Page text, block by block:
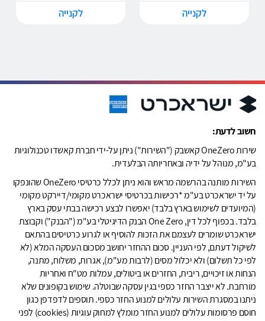
לקנייה לקנייה
חשוב לדעת:
שירות OneZero קאשבק ("השירות") ניתן על-ידי חברת קאשדו טכנולוגיות
בע"מ, מנוהל על ידיה ובאחריותה הבלעדית.
השירות מותנה בהרשמה מראש והוא ניתן לכלל כרטיסי OneZero שהונפקו
על יד ישראכרט בע"מ *רכישות בכרטיסי ישראכרט מקומי/דיירקט מקומי
(המיועדים לשימוש בארץ בלבד) יאפשרו לבצע רכישה בבתי עסק בארץ
בלבד. בכפוף לכל דין, One Zero הבנק הדיגיטלי בע"מ ("הבנק") וקבוצת
ישראכרט שומרים לעצמם את הזכות להוסיף או לגרוע כרטיסים בהתאם
לשיקול דעתם, לפי העניין. סכום ההחזר יחושב מסכום העסקה המלא (לא
לפי כל תשלום) ולא יכלול מסים (לרבות מע"מ), אגרות, משלוח, מתנה,
הנחות או זיכויים, ריבית, החזרים או ביטולים, עמלות מט"ח ואחריות
מורחבת. לא ייצבר החזר כספי בגין עסקה שבוטלה. שימוש בקופונים שלא
ניתנו במסגרת השירות עלולים למנוע החזר כספי. תוספים לדפדפן כגון
חוסם פרסומות עלולים למנוע החזר מומלץ למחוק עוגיות (cookies) לפני